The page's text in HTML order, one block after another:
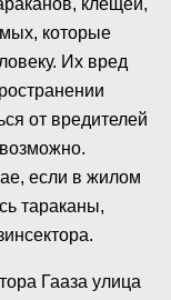
клещей,
которые
Их вред
от вредителей
если в жилом
тараканы,
Гааза улица